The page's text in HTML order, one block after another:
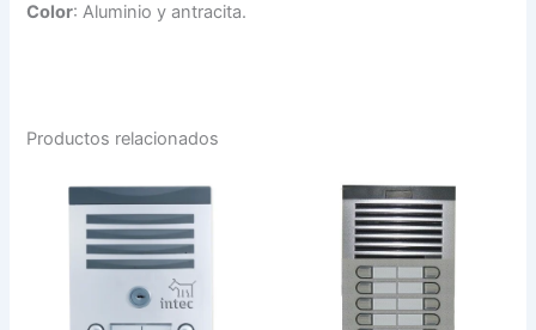
Color: Aluminio y antracita.
Productos relacionados